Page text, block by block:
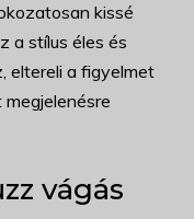
kissé
a stílus éles és
eltereli a figyelmet
vágás